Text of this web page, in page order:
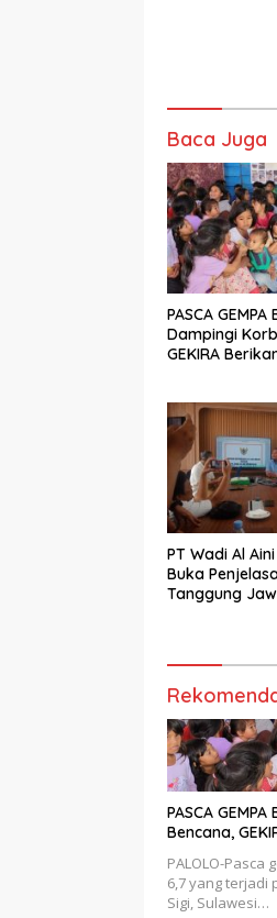
Baca Juga
PASCA GEMPA
Dampingi
GEKIRA
PT Wadi Al
Buka
Tanggung
PASCA
Bencana,
PALOLO-
6,7 yang terjadi
Sigi, Sulawesi…